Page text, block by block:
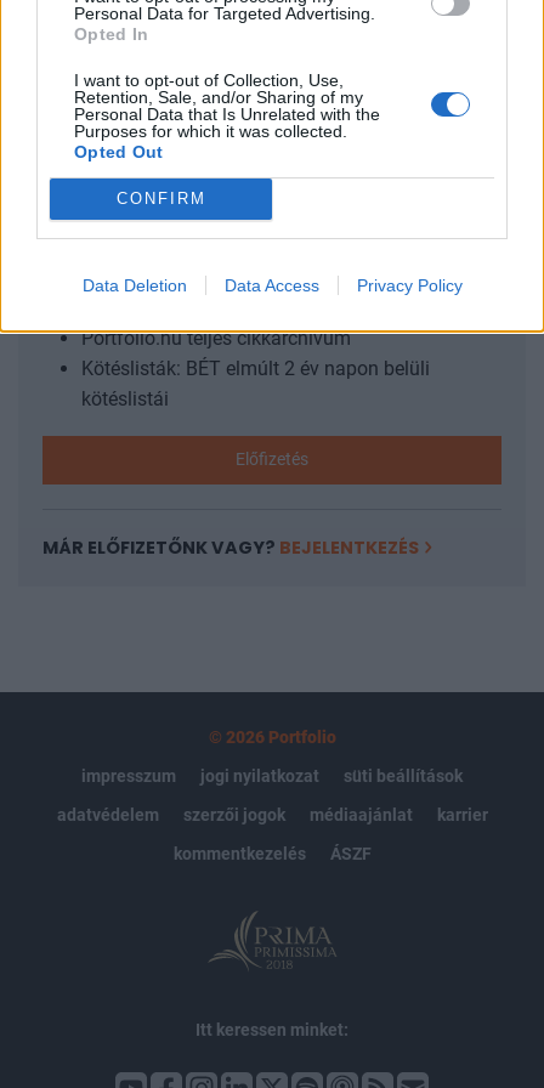
Personal Data for Targeted Advertising.
Opted In
I want to opt-out of Collection, Use,
Retention, Sale, and/or Sharing of my
Personal Data that Is Unrelated with the
Purposes for which it was collected.
Opted Out
CONFIRM
Data Deletion Data Access Privacy Policy
Az első áldozat: Gál J. Zoltán Változatlan maradt a
jegybanki alapkamat Várt felett az amerikai feldolgozóipari
beszerzési menedzser-index Váratlan...
KEDVES OLVASÓNK!
A keresett cikk a portfolio.hu hírarchívumához
Portfolio.hu teljes cikkarchívum
Kötéslisták: BÉT elmúlt 2 év napon belüli
kötéslistái
Előfizetés
MÁR ELŐFIZETŐNK VAGY? BEJELENTKEZÉS
© 2026 Portfolio
impresszum
jogi nyilatkozat
süti beállítások
adatvédelem
szerzői jogok médiaajánlat
karrier
kommentkezelés
ÁSZF
Itt keressen minket: